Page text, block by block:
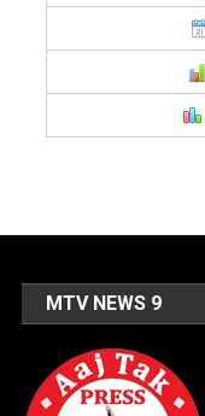
MTV NEWS 9